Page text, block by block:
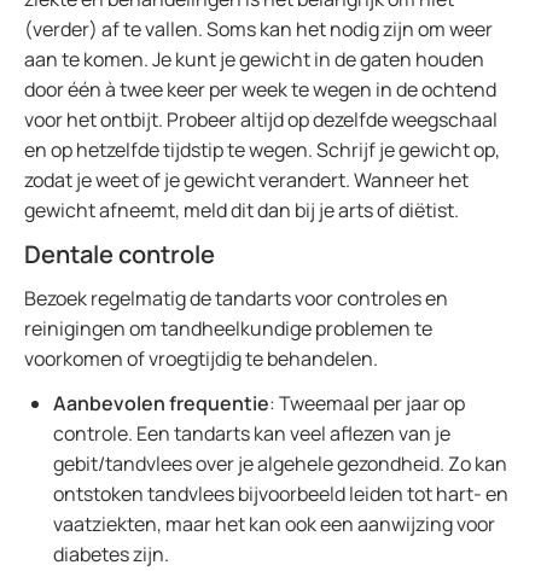
(verder) af te vallen. Soms kan het nodig zijn om weer
aan te komen. Je kunt je gewicht in de gaten houden
door één à twee keer per week te wegen in de ochtend
voor het ontbijt. Probeer altijd op dezelfde weegschaal
en op hetzelfde tijdstip te wegen. Schrijf je gewicht op,
zodat je weet of je gewicht verandert. Wanneer het
gewicht afneemt, meld dit dan bij je arts of diëtist.
Dentale controle
Bezoek regelmatig de tandarts voor controles en
reinigingen om tandheelkundige problemen te
voorkomen of vroegtijdig te behandelen.
Aanbevolen frequentie: Tweemaal per jaar op
controle. Een tandarts kan veel aflezen van je
gebit/tandvlees over je algehele gezondheid. Zo kan
ontstoken tandvlees bijvoorbeeld leiden tot hart- en
vaatziekten, maar het kan ook een aanwijzing voor
diabetes zijn.